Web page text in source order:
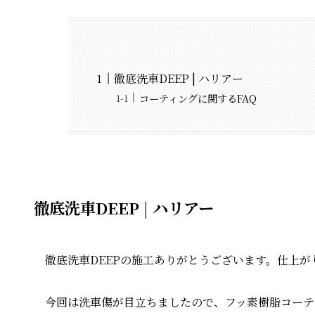
徹底洗車DEEP | ハリアー
コーティングに関するFAQ
徹底洗車DEEP | ハリアー
徹底洗車DEEPの施工ありがとうございます。仕上
今回は洗車傷が目立ちましたので、フッ素樹脂コー